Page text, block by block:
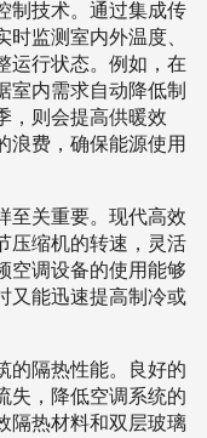
制技术。通过集成传
监测室内外温度、
运行状态。例如，在
室内需求自动降低制
，则会提高供暖效
浪费，确保能源使用
至关重要。现代高效
压缩机的转速，灵活
空调设备的使用能够
又能迅速提高制冷或
的隔热性能。良好的
失，降低空调系统的
隔热材料和双层玻璃